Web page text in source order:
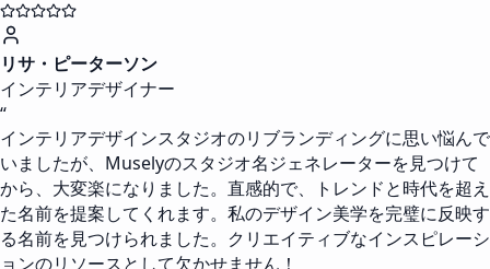
リサ・ピーターソン
インテリアデザイナー
“
インテリアデザインスタジオのリブランディングに思い悩んで
いましたが、Muselyのスタジオ名ジェネレーターを見つけて
から、大変楽になりました。直感的で、トレンドと時代を超え
た名前を提案してくれます。私のデザイン美学を完璧に反映す
る名前を見つけられました。クリエイティブなインスピレーシ
ョンのリソースとして欠かせません！